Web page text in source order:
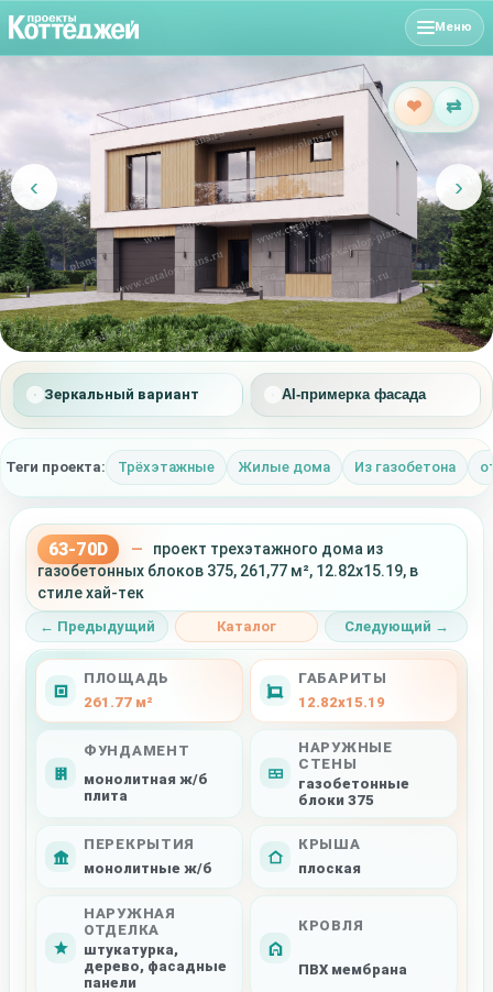
Меню
‹ ›
Зеркальный вариант AI-примерка фасада
Теги проекта: Трёхэтажные Жилые дома Из газобетона
❤ ⇄
63-70D —
проект трехэтажного дома из
газобетонных блоков 375, 261,77 м², 12.82x15.19, в
стиле хай-тек
← Предыдущий Каталог Следующий →
ПЛОЩАДЬ
261.77 м²
ГАБАРИТЫ
12.82x15.19
ФУНДАМЕНТ
монолитная ж/б
плита
НАРУЖНЫЕ
СТЕНЫ
газобетонные
блоки 375
ПЕРЕКРЫТИЯ
монолитные ж/б
КРЫША
плоская
НАРУЖНАЯ
ОТДЕЛКА
штукатурка,
дерево, фасадные
панели
КРОВЛЯ
ПВХ мембрана